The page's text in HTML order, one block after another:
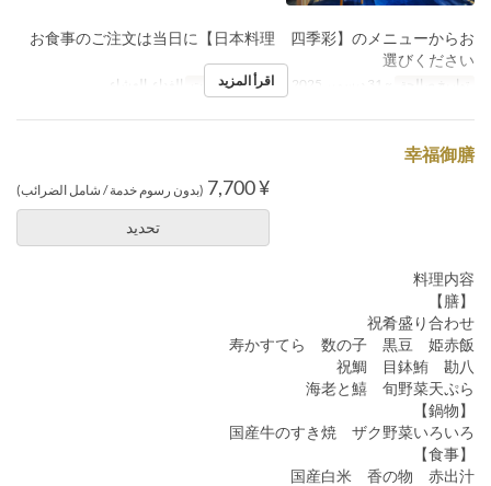
お食事のご注文は当日に【日本料理 四季彩】のメニューからお
選びください
تواريخ صالحة وجبات الغداء, العشاء اقرأ المزيد
幸福御膳
¥ 7,700 (بدون رسوم خدمة / شامل الضرائب)
تحديد
料理内容
【膳】
祝肴盛り合わせ
寿かすてら 数の子 黒豆 姫赤飯
祝鯛 目鉢鮪 勘八
海老と鱚 旬野菜天ぷら
【鍋物】
国産牛のすき焼 ザク野菜いろいろ
【食事】
国産白米 香の物 赤出汁